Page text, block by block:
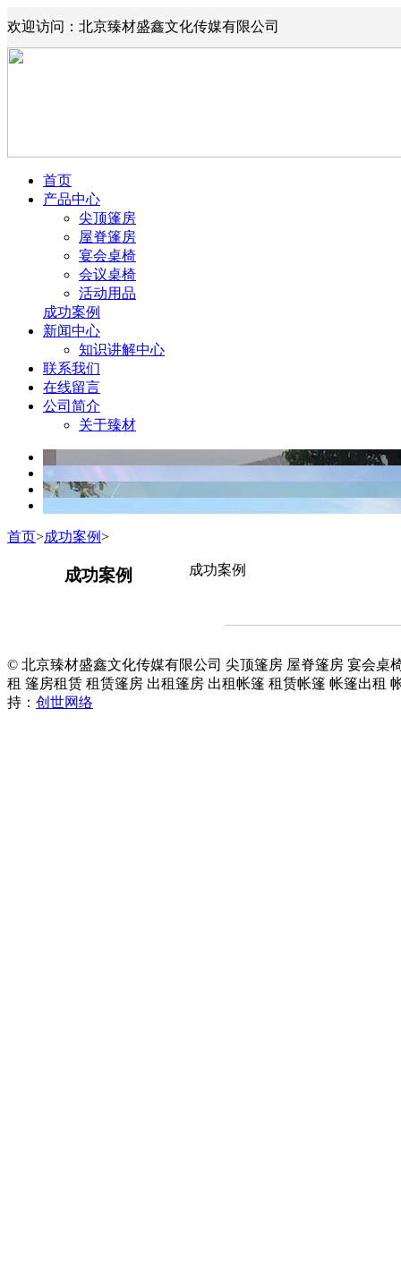
欢迎访问：北京臻材盛鑫文化传媒有限公司
首页
产品中心
尖顶篷房
屋脊篷房
宴会桌椅
会议桌椅
活动用品
成功案例
新闻中心
知识讲解中心
联系我们
在线留言
公司简介
关于臻材
首页>成功案例>
成功案例 成功案例
© 北京臻材盛鑫文化传媒有限公司 尖顶篷房 屋脊篷房 宴会桌
租 篷房租赁 租赁篷房 出租篷房 出租帐篷 租赁帐篷 帐篷出租
持： 创世网络